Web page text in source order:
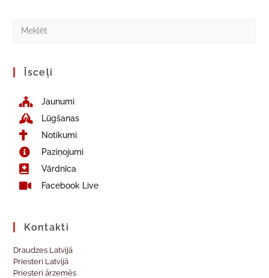
Īsceļi
Jaunumi
Lūgšanas
Notikumi
Paziņojumi
Vārdnīca
Facebook Live
Kontakti
Draudzes Latvijā
Priesteri Latvijā
Priesteri ārzemēs